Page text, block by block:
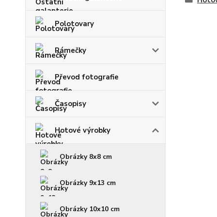
Polotovary
Rámečky
Převod fotografie
Časopisy
Hotové výrobky
Obrázky 8x8 cm
Obrázky 9x13 cm
Obrázky 10x10 cm